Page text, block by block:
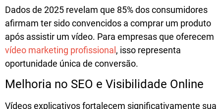
Dados de 2025 revelam que 85% dos consumidores
afirmam ter sido convencidos a comprar um produto
após assistir um vídeo. Para empresas que oferecem
vídeo marketing profissional , isso representa
oportunidade única de conversão.
Melhoria no SEO e Visibilidade Online
Vídeos explicativos fortalecem significativamente sua